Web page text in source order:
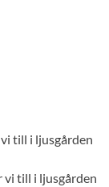
till i ljusgården
vi till i ljusgården